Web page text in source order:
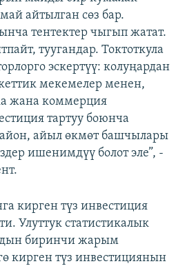
айтылган сөз бар.
тентектер чыгып жатат.
туугандар. Токтоткула
эскертүү: колуңардан
мекемелер менен,
жана коммерция
тартуу боюнча
айыл өкмөт башчылары
ишенимдүү болот эле”, -
кирген түз инвестиция
Улуттук статистикалык
биринчи жарым
кирген түз инвестициянын